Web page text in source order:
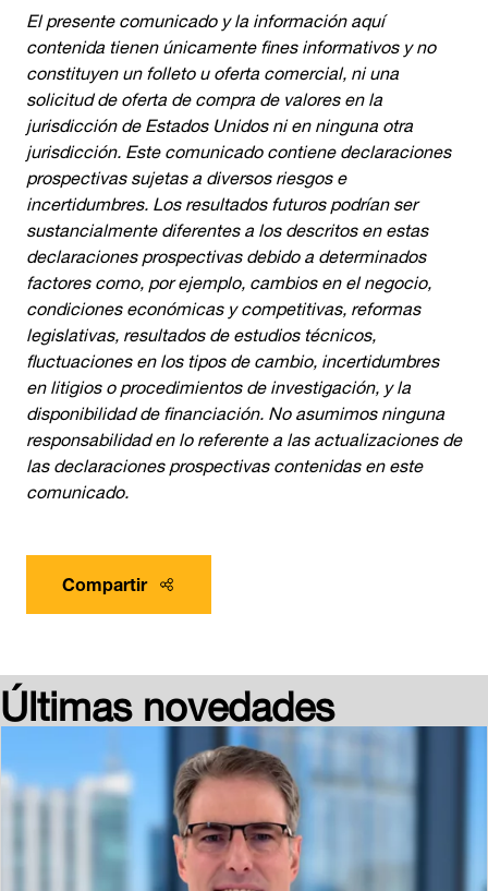
El presente comunicado y la información aquí
contenida tienen únicamente fines informativos y no
constituyen un folleto u oferta comercial, ni una
solicitud de oferta de compra de valores en la
jurisdicción de Estados Unidos ni en ninguna otra
jurisdicción. Este comunicado contiene declaraciones
prospectivas sujetas a diversos riesgos e
incertidumbres. Los resultados futuros podrían ser
sustancialmente diferentes a los descritos en estas
declaraciones prospectivas debido a determinados
factores como, por ejemplo, cambios en el negocio,
condiciones económicas y competitivas, reformas
legislativas, resultados de estudios técnicos,
fluctuaciones en los tipos de cambio, incertidumbres
en litigios o procedimientos de investigación, y la
disponibilidad de financiación. No asumimos ninguna
responsabilidad en lo referente a las actualizaciones de
las declaraciones prospectivas contenidas en este
comunicado.
Compartir
Últimas novedades